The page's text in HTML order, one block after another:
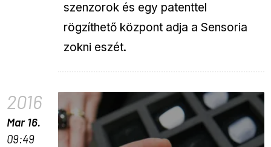
szenzorok és egy patenttel
rögzíthető központ adja a Sensoria
zokni eszét.
2016
Mar 16.
09:49